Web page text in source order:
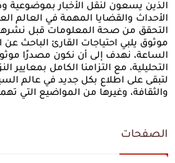
الذين يسعون لنقل الأخبار بموضوعية
الأحداث والقضايا المهمة في العالم
التحقق من صحة المعلومات قبل
موثوق يلبي احتياجات القارئ الباحث عن
الساعة، نهدف إلى أن نكون مصدرًا موثوقًا
التحليلية، مع التزامنا الكامل بمعايير
لتبقى على اطلاع بكل جديد في عالم
والثقافة، وغيرها من المواضيع التي
الصفحات